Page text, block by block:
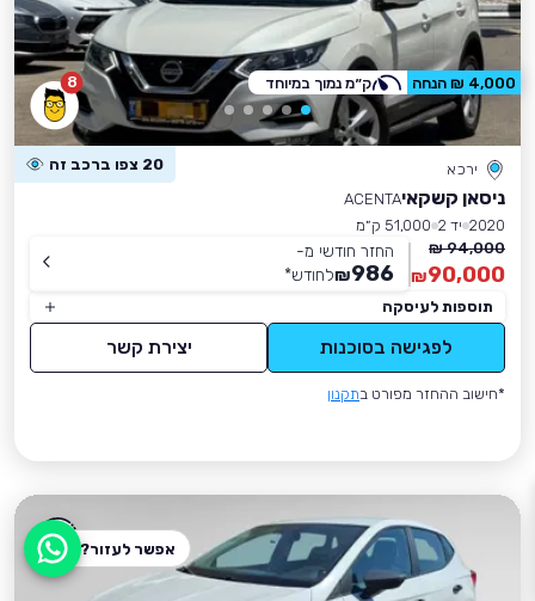
8
ירכא 20 צפו ברכב זה
ניסאן קשקאיACENTA
2020 יד 2
51,000 ק״מ
94,000 ₪
90,000
₪
החזר חודשי מ-
986
₪לחודש*
תוספות לעיסקה
לפגישה בסוכנות יצירת קשר
*חישוב ההחזר מפורט בתקנון
4,000 ₪ הנחה ק״מ נמוך במיוחד
אפשר לעזור?